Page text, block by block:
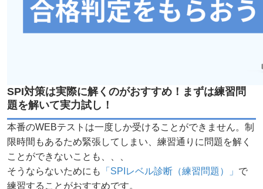
SPI対策は実際に解くのがおすすめ！まずは練習問
題を解いて実力試し！
本番のWEBテストは一度しか受けることができません。制
限時間もあるため緊張してしまい、練習通りに問題を解く
ことができないことも、、、
そうならないためにも
「SPIレベル診断（練習問題）」 で
練習することがおすすめです。